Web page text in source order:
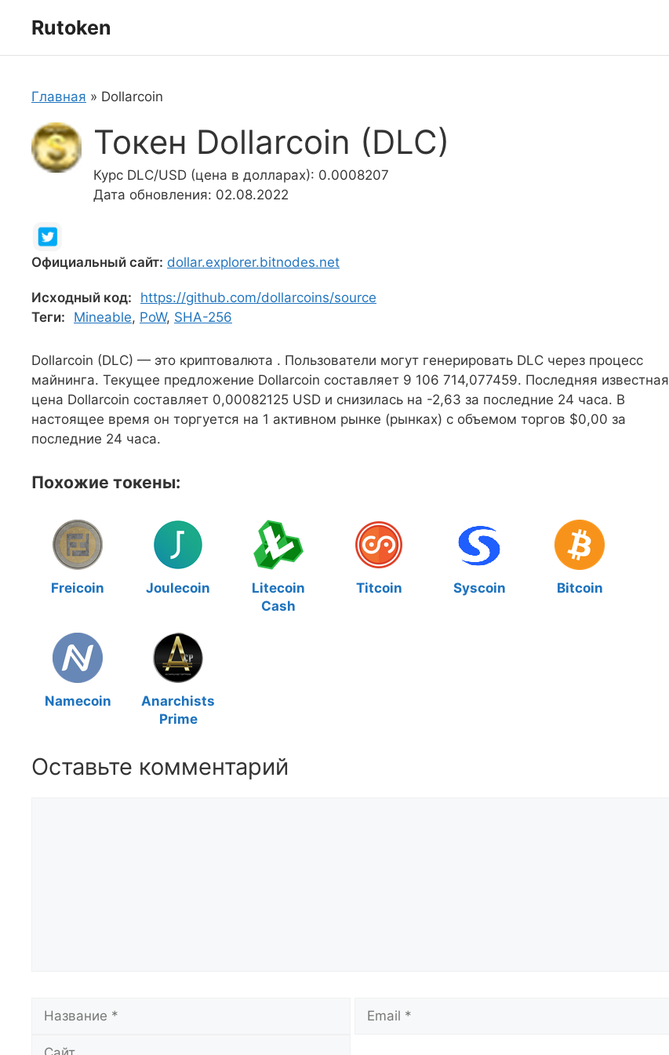
Rutoken
Главная » Dollarcoin
Токен Dollarcoin (DLC)
Курс DLC/USD (цена в долларах): 0.0008207
Дата обновления: 02.08.2022
Официальный сайт: dollar.explorer.bitnodes.net
Исходный код:
https://github.com/dollarcoins/source
Теги:
Mineable, PoW, SHA-256
Dollarcoin (DLC) — это криптовалюта . Пользователи могут генерировать DLC через процесс
майнинга. Текущее предложение Dollarcoin составляет 9 106 714,077459. Последняя известная
цена Dollarcoin составляет 0,00082125 USD и снизилась на -2,63 за последние 24 часа. В
настоящее время он торгуется на 1 активном рынке (рынках) с объемом торгов $0,00 за
последние 24 часа.
Похожие токены:
Freicoin Joulecoin
Litecoin
Cash
Titcoin Syscoin Bitcoin
Namecoin
Anarchists
Prime
Оставьте комментарий